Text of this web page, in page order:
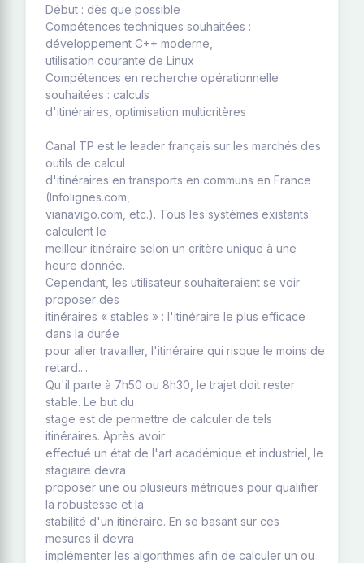
Début : dès que possible
Compétences techniques souhaitées :
développement C++ moderne,
utilisation courante de Linux
Compétences en recherche opérationnelle
souhaitées : calculs
d'itinéraires, optimisation multicritères
Canal TP est le leader français sur les marchés des
outils de calcul
d'itinéraires en transports en communs en France
(Infolignes.com,
vianavigo.com, etc.). Tous les systèmes existants
calculent le
meilleur itinéraire selon un critère unique à une
heure donnée.
Cependant, les utilisateur souhaiteraient se voir
proposer des
itinéraires « stables » : l'itinéraire le plus efficace
dans la durée
pour aller travailler, l'itinéraire qui risque le moins de
retard....
Qu'il parte à 7h50 ou 8h30, le trajet doit rester
stable. Le but du
stage est de permettre de calculer de tels
itinéraires. Après avoir
effectué un état de l'art académique et industriel, le
stagiaire devra
proposer une ou plusieurs métriques pour qualifier
la robustesse et la
stabilité d'un itinéraire. En se basant sur ces
mesures il devra
implémenter les algorithmes afin de calculer un ou